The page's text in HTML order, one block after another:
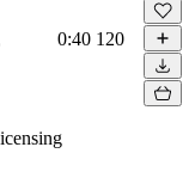
0:40 120